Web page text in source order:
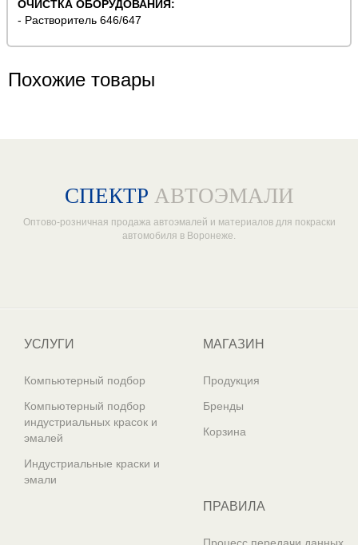
ОЧИСТКА ОБОРУДОВАНИЯ:
- Растворитель 646/647
Похожие товары
СПЕКТР АВТОЭМАЛИ
Оптово-розничная продажа автоэмалей и материалов для покраски
автомобиля в Воронеже.
УСЛУГИ
Компьютерный подбор
Компьютерный подбор
индустриальных красок и
эмалей
Индустриальные краски и
эмали
МАГАЗИН
Продукция
Бренды
Корзина
ПРАВИЛА